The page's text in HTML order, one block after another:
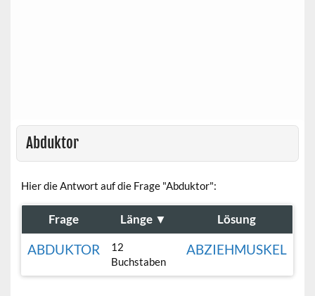
Abduktor
Hier die Antwort auf die Frage "Abduktor":
Frage Länge ▼ Lösung
ABDUKTOR
12
Buchstaben
ABZIEHMUSKEL